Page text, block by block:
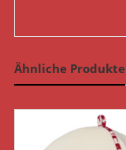
Ähnliche Produkte